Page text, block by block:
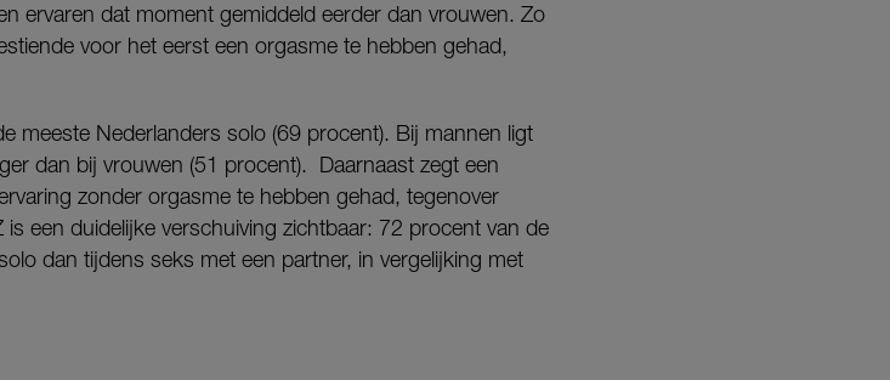
ervaren dat moment gemiddeld eerder dan vrouwen. Zo
voor het eerst een orgasme te hebben gehad,
meeste Nederlanders solo (69 procent). Bij mannen ligt
dan bij vrouwen (51 procent). Daarnaast zegt een
zonder orgasme te hebben gehad, tegenover
een duidelijke verschuiving zichtbaar: 72 procent van de
dan tijdens seks met een partner, in vergelijking met